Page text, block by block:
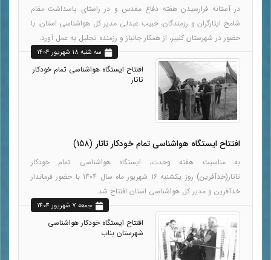
در آستانه فرارسیدن هفته دفاع مقدس و در راستای پاسداشت مقام
شامخ ایثارگران و رزمندگان، حبیب عبدلی مدیر کل هواشناسی استان، با
حضور در شهرستان کلیبر، از همکار جانباز و رزمنده تجلیل به عمل آورد.
افتتاح ایستگاه هواشناسی تمام خودکار
تاتار
افتتاح ایستگاه هواشناسی تمام خودکار تاتار (158)
به مناسبت هفته وحدت، ایستگاه هواشناسی تمام خودکار
تاتار(خدآفرین) روز یکشنبه 16 شهریور ماه سال 1404 با حضور فرماندار
خدآفرین و مدیر کل هواشناسی استان افتتاح شد.
سه شنبه 18 شهريور 1404
افتتاح ایستگاه خودکار هواشناسی
شهرستان بناب
جمعه 7 شهريور 1404